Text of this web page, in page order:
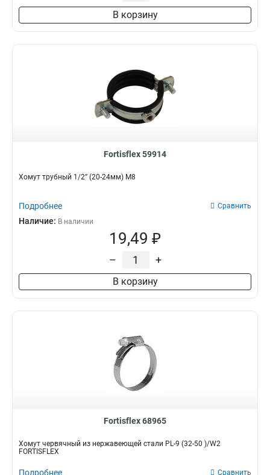
В корзину
Fortisflex 59914
Хомут трубный 1/2” (20-24мм) М8
Подробнее Сравнить
Наличие: В наличии
19,49 ₽
– +
В корзину
Fortisflex 68965
Хомут червячный из нержавеющей стали PL-9 (32-50 )/W2
FORTISFLEX
Подробнее Сравнить